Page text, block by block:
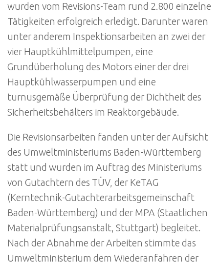
wurden vom Revisions-Team rund 2.800 einzelne
Tätigkeiten erfolgreich erledigt. Darunter waren
unter anderem Inspektionsarbeiten an zwei der
vier Hauptkühlmittelpumpen, eine
Grundüberholung des Motors einer der drei
Hauptkühlwasserpumpen und eine
turnusgemäße Überprüfung der Dichtheit des
Sicherheitsbehälters im Reaktorgebäude.
Die Revisionsarbeiten fanden unter der Aufsicht
des Umweltministeriums Baden-Württemberg
statt und wurden im Auftrag des Ministeriums
von Gutachtern des TÜV, der KeTAG
(Kerntechnik-Gutachterarbeitsgemeinschaft
Baden-Württemberg) und der MPA (Staatlichen
Materialprüfungsanstalt, Stuttgart) begleitet.
Nach der Abnahme der Arbeiten stimmte das
Umweltministerium dem Wiederanfahren der